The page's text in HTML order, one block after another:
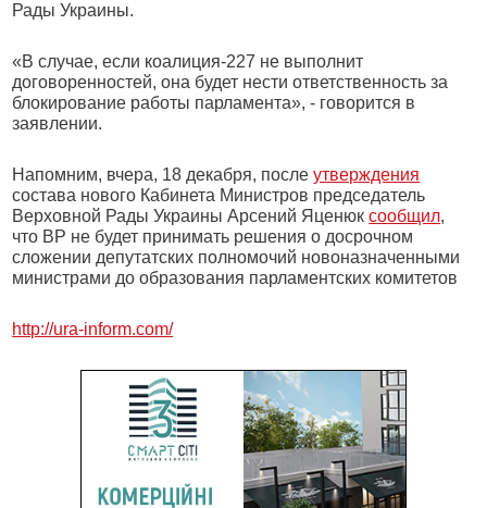
Рады Украины.
«В случае, если коалиция-227 не выполнит
договоренностей, она будет нести ответственность за
блокирование работы парламента», - говорится в
заявлении.
Напомним, вчера, 18 декабря, послеутверждения
состава нового Кабинета Министров председатель
Верховной Рады Украины Арсений Яценюксообщил,
что ВР не будет принимать решения о досрочном
сложении депутатских полномочий новоназначенными
министрами до образования парламентских комитетов
http://ura-inform.com/